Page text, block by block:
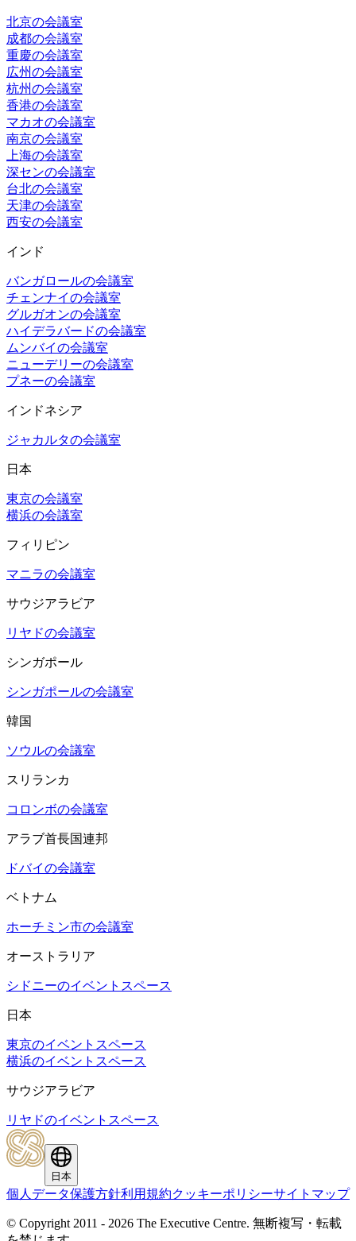
北京の会議室
成都の会議室
重慶の会議室
広州の会議室
杭州の会議室
香港の会議室
マカオの会議室
南京の会議室
上海の会議室
深センの会議室
台北の会議室
天津の会議室
西安の会議室
インド
バンガロールの会議室
チェンナイの会議室
グルガオンの会議室
ハイデラバードの会議室
ムンバイの会議室
ニューデリーの会議室
プネーの会議室
インドネシア
ジャカルタの会議室
日本
東京の会議室
横浜の会議室
フィリピン
マニラの会議室
サウジアラビア
リヤドの会議室
シンガポール
シンガポールの会議室
韓国
ソウルの会議室
スリランカ
コロンボの会議室
アラブ首長国連邦
ドバイの会議室
ベトナム
ホーチミン市の会議室
オーストラリア
シドニーのイベントスペース
日本
東京のイベントスペース
横浜のイベントスペース
サウジアラビア
リヤドのイベントスペース
日本
個人データ保護方針利用規約クッキーポリシーサイトマップ
© Copyright 2011 - 2026 The Executive Centre. 無断複写・転載